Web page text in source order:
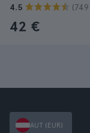
4.5
42 €
AUT (EUR)